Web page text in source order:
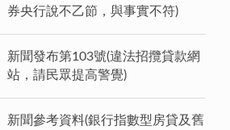
券央行說不乙節，與事實不符)
新聞發布第103號(違法招攬貸款網
站，請民眾提高警覺)
新聞參考資料(銀行指數型房貸及舊